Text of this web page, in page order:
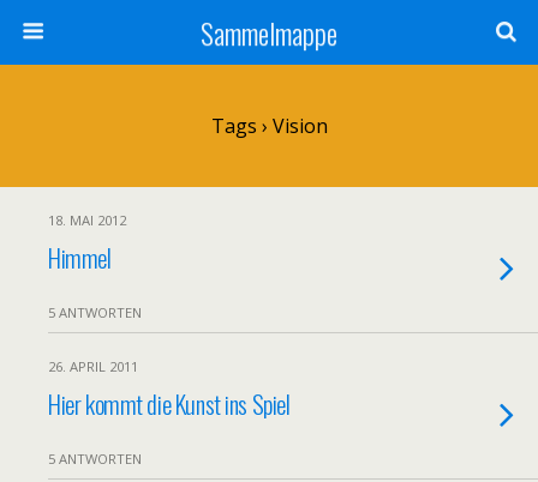
Sammelmappe
Tags › Vision
18. MAI 2012
Himmel
5 ANTWORTEN
26. APRIL 2011
Hier kommt die Kunst ins Spiel
5 ANTWORTEN